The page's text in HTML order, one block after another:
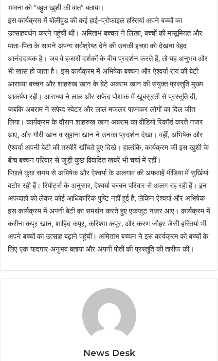
भावना को “बहुत खुशी की बात” बताया।
इस कार्यक्रम में बॉलीवुड की कई हाई-प्रोफाइल हस्तियां अपने बच्चों का
उत्साहवर्धन करने पहुंची थीं। अमिताभ बच्चन ने लिखा, बच्चों की मासूमियत और
माता-पिता के सामने अपना सर्वश्रेष्ठ देने की उनकी इच्छा को देखना बेहद
आनंददायक है। जब वे हजारों दर्शकों के बीच प्रदर्शन करते हैं, तो यह अनुभव और
भी खास हो जाता है। इस कार्यक्रम में अभिषेक बच्चन और ऐश्वर्या राय की बेटी
आराध्या बच्चन और शाहरुख खान के बेटे अबराम खान की संयुक्त प्रस्तुति मुख्य
आकर्षण रही। आराध्या ने लाल और सफेद पोशाक में खूबसूरती से प्रस्तुति दी,
जबकि अबराम ने सफेद स्वेटर और लाल मफलर पहनकर लोगों का दिल जीत
लिया। कार्यक्रम के दौरान शाहरुख खान अबराम का वीडियो रिकॉर्ड करते नजर
आए, और गौरी खान व सुहाना खान ने उनका प्रदर्शन देखा। वहीं, अभिषेक और
ऐश्वर्या अपनी बेटी की तस्वीरें खींचते हुए दिखे। हालांकि, कार्यक्रम की इस खुशी के
बीच बच्चन परिवार से जुड़ी कुछ विवादित खबरें भी चर्चा में रहीं।
पिछले कुछ समय से अभिषेक और ऐश्वर्या के अलगाव की अफवाहें मीडिया में सुर्खियां
बटोर रही हैं। रिपोर्ट्स के अनुसार, ऐश्वर्या बच्चन परिवार से अलग रह रही हैं। इन
अफवाहों को लेकर कोई आधिकारिक पुष्टि नहीं हुई है, लेकिन ऐश्वर्या और अभिषेक
इस कार्यक्रम में अपनी बेटी का समर्थन करते हुए एकजुट नजर आए। कार्यक्रम में
करीना कपूर खान, शाहिद कपूर, करिश्मा कपूर, और करण जौहर जैसी हस्तियां भी
अपने बच्चों का उत्साह बढ़ाने पहुंचीं। अमिताभ बच्चन ने इस कार्यक्रम को बच्चों के
लिए एक यादगार अनुभव बताया और अपनी पोती की प्रस्तुति की तारीफ की।
News Desk